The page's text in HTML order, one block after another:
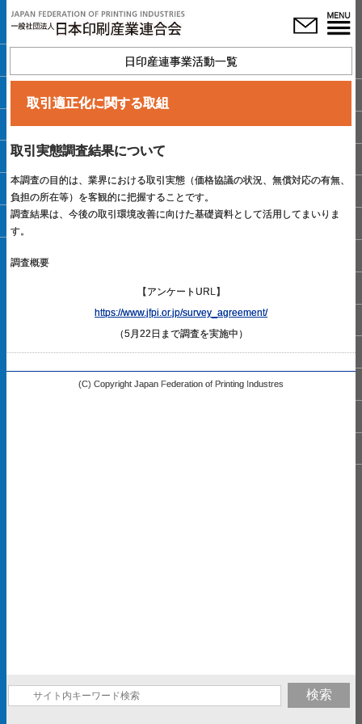
日印産連事業活動一覧
取引適正化に関する取組
取引実態調査結果について
本調査の目的は、業界における取引実態（価格協議の状況、無償対応の有無、
負担の所在等）を客観的に把握することです。
調査結果は、今後の取引環境改善に向けた基礎資料として活用してまいりま
す。
調査概要
【アンケートURL】
https://www.jfpi.or.jp/survey_agreement/
（5月22日まで調査を実施中）
(C) Copyright Japan Federation of Printing Industres